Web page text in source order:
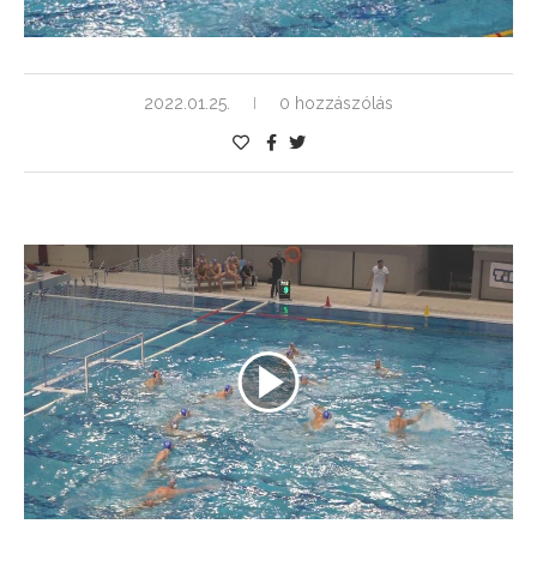
2022.01.25. 0 hozzászólás